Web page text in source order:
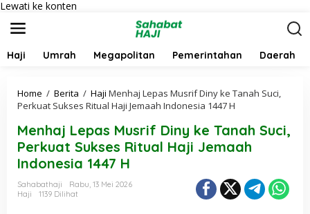
Lewati ke konten
Haji Umrah Megapolitan Pemerintahan Daerah
Home / Berita / Haji Menhaj Lepas Musrif Diny ke Tanah Suci,
Perkuat Sukses Ritual Haji Jemaah Indonesia 1447 H
Menhaj Lepas Musrif Diny ke Tanah Suci,
Perkuat Sukses Ritual Haji Jemaah
Indonesia 1447 H
Sahabathaji
Rabu, 13 Mei 2026
Haji
1139 Dilihat